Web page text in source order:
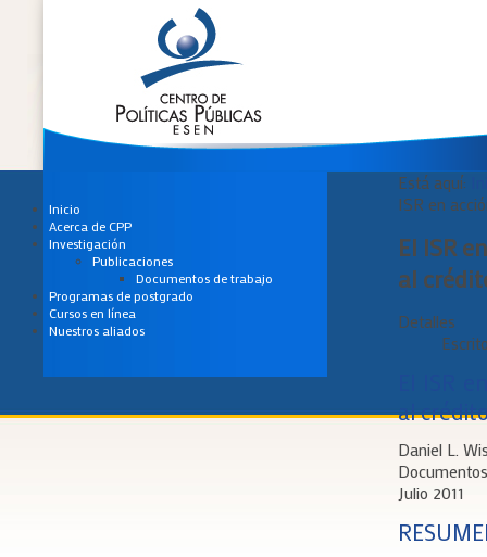
Inicio
Acerca de CPP
Investigación
Publicaciones
Documentos de trabajo
Programas de postgrado
Cursos en línea
Nuestros aliados
Está aquí:
ISR en
El ISR
al
Detalles
al
Daniel L.
Julio 2011